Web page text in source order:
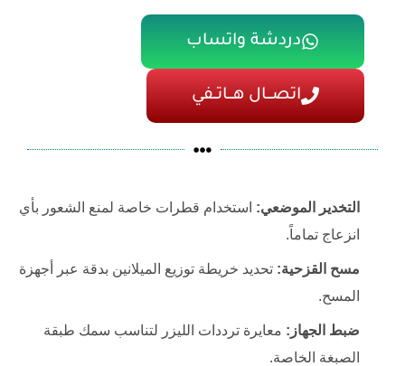
دردشة واتساب
اتصـــال هـــاتــفي
التخدير الموضعي: استخدام قطرات خاصة لمنع الشعور بأي
انزعاج تماماً.
مسح القزحية: تحديد خريطة توزيع الميلانين بدقة عبر أجهزة
المسح.
ضبط الجهاز: معايرة ترددات الليزر لتناسب سمك طبقة
الصبغة الخاصة.